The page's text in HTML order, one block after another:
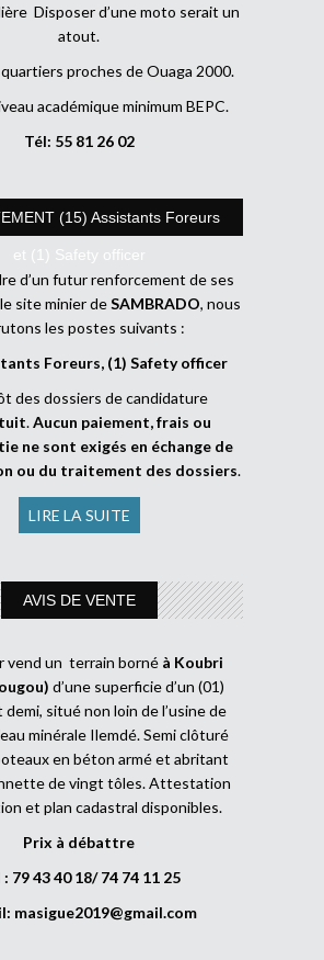
Disposer d’une moto serait un
atout.
proches de Ouaga 2000.
académique minimum BEPC.
Tél: 55 81 26 02
(15) Assistants Foreurs
et (1) Safety officer
d’un futur renforcement de ses
site minier deSAMBRADO, nous
les postes suivants :
Foreurs, (1) Safety officer
des dossiers de candidature
.Aucun paiement, frais ou
ne sont exigés en échange de
ou du traitement des dossiers.
LIRE LA SUITE
AVIS DE VENTE
vend un terrain borné à Koubri
d’une superficie d’un (01)
situé non loin de l’usine de
minérale Ilemdé. Semi clôturé
en béton armé et abritant
de vingt tôles. Attestation
et plan cadastral disponibles.
Prix à débattre
: 79 43 40 18/ 74 74 11 25
masigue2019@gmail.com